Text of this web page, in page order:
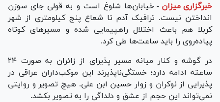
خبرگزاری میزان - خیابان‌ها شلوغ است و به قولی جای سوزن
انداختن نیست. ترافیک آدم تا شعاع پنج کیلومتری از شهر
کربلا هم باعث اختلال راهپیمایی شده و مسیرهای کوتاه
پیاده‌روی را باید ساعت‌ها طی کرد.
در گوشه و کنار میانه مسیر پذیرای از زائران به صورت ۲۴
ساعته ادامه دارد؛ خستگی‌ناپذیرند این موکب‌داران عراقی در
پذیرایی از نوکران و زوار حسین ابن علی. هیچ تصویر و روایتی
نمی‌تواند این حجم از عشق و دلداگی را به تصویر بکشد.